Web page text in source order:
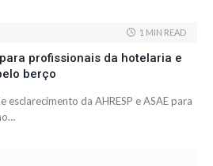
1 MIN READ
profissionais da hotelaria e
berço
esclarecimento da AHRESP e ASAE para